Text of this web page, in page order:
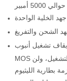
5000 أمبير
الخلية الواحدة
تشغيل أنبوب
MOS الخاص بلوحة الحماية، فلن يتم توليد تيار بدء التشغيل، ولن